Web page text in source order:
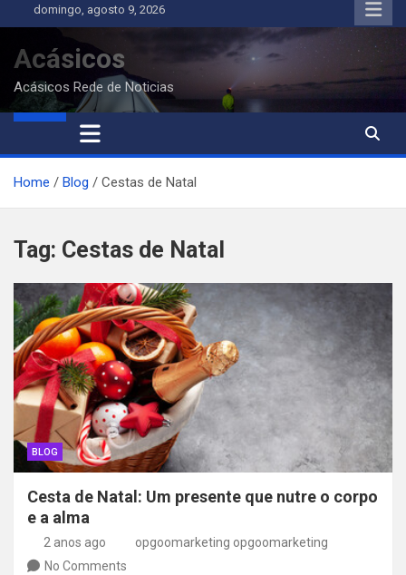
to
content
domingo, agosto 9, 2026
Acásicos
Acásicos Rede de Noticias
Home Blog Cestas de Natal
Tag: Cestas de Natal
BLOG
Cesta de Natal: Um presente que nutre o corpo
e a alma
2 anos ago
opgoomarketing opgoomarketing
No Comments